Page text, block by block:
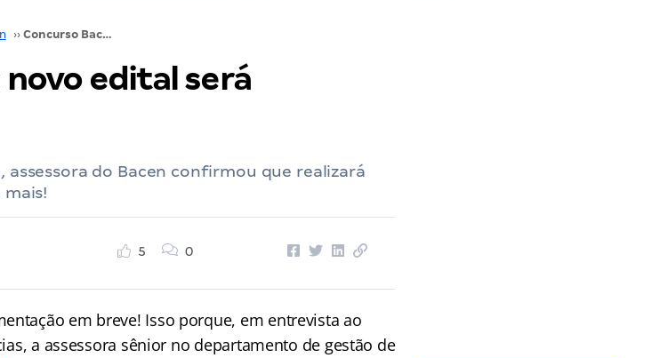
›› Concurso Bacen: novo edital será solicitado! Veja
novo edital será
assessora do Bacen confirmou que realizará
mais!
5 0
em breve! Isso porque, em entrevista ao
a assessora sênior no departamento de gestão de